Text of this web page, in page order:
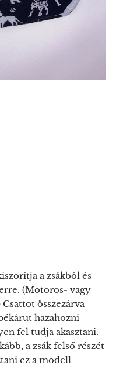
a zsákból és
(Motoros- vagy
összezárva
hazahozni
fel tudja akasztani.
a zsák felső részét
ez a modell